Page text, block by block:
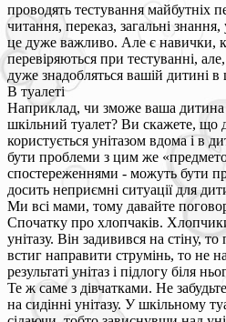
проводять тестування майбутніх
читання, переказ, загальні
це дуже важливо. Але є навички,
перевіряються при тестуванні,
дуже знадобляться вашій дитині в
В туалеті
Наприклад, чи зможе ваша дитина
шкільний туалет? Ви скажете, що
користується унітазом вдома і в
бути проблеми з цим же
спостереженнями - можуть бути
досить неприємні ситуації для
Ми всі мами, тому давайте
Спочатку про хлопчаків.
унітазу. Він задивився на стіну,
встиг направити струмінь, то не
результаті унітаз і підлогу біля
Те ж саме з дівчатками. Не
на сидінні унітазу. У шкільному